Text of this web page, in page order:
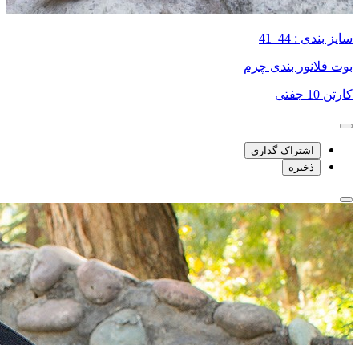
سایز بندی : 44_41
بوت فلانور بندی چرم
کارتن 10 جفتی
اشتراک گذاری
ذخیره